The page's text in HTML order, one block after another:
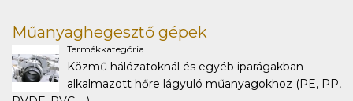
Műanyaghegesztő gépek
Termékkategória
Közmű hálózatoknál és egyéb iparágakban
alkalmazott hőre lágyuló műanyagokhoz (PE, PP,